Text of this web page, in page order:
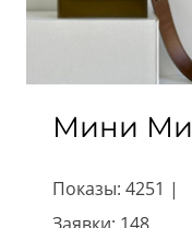
Мини Ми
Показы: 4251 |